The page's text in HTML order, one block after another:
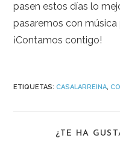
pasen estos días lo
pasaremos con
¡Contamos contigo!
ETIQUETAS:CASALARREINA,
¿TE HA